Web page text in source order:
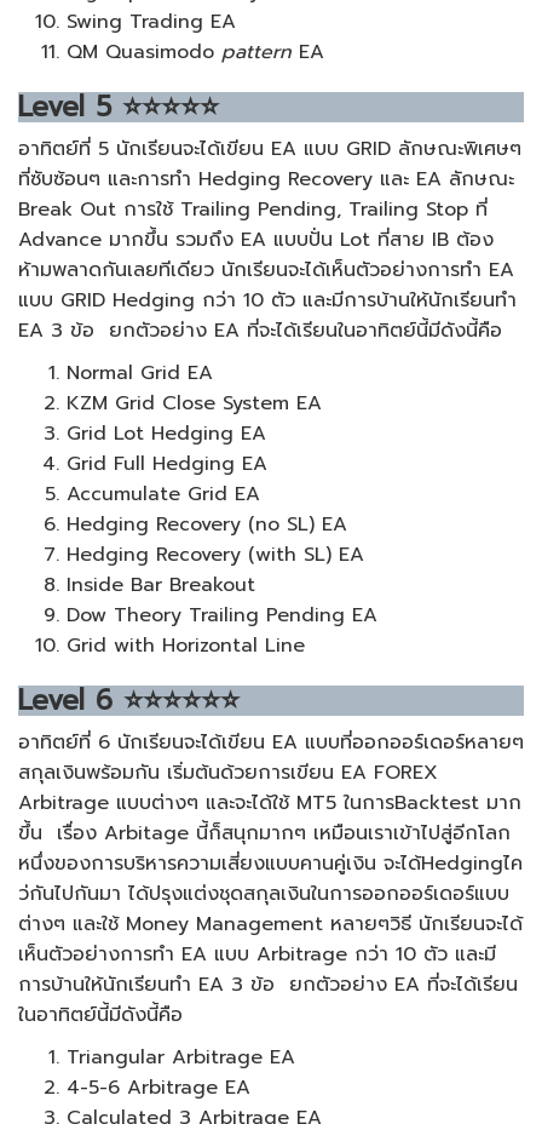
Swing Trading EA
QM Quasimodo pattern EA
Level 5⭐⭐⭐⭐⭐
อาทิตย์ที่ 5 นักเรียนจะได้เขียน EA แบบ GRID ลักษณะพิเศษๆ
ที่ซับซ้อนๆ และการทำ Hedging Recovery และ EA ลักษณะ
Break Out การใช้ Trailing Pending, Trailing Stop ที่
Advance มากขึ้น รวมถึง EA แบบปั่น Lot ที่สาย IB ต้อง
ห้ามพลาดกันเลยทีเดียว นักเรียนจะได้เห็นตัวอย่างการทำ EA
แบบ GRID Hedging กว่า 10 ตัว และมีการบ้านให้นักเรียนทำ
EA 3 ข้อ ยกตัวอย่าง EA ที่จะได้เรียนในอาทิตย์นี้มีดังนี้คือ
Normal Grid EA
KZM Grid Close System EA
Grid Lot Hedging EA
Grid Full Hedging EA
Accumulate Grid EA
Hedging Recovery (no SL) EA
Hedging Recovery (with SL) EA
Inside Bar Breakout
Dow Theory Trailing Pending EA
Grid with Horizontal Line
Level 6 ⭐⭐⭐⭐⭐⭐
อาทิตย์ที่ 6 นักเรียนจะได้เขียน EA แบบที่ออกออร์เดอร์หลายๆ
สกุลเงินพร้อมกัน เริ่มต้นด้วยการเขียน EA FOREX
Arbitrage แบบต่างๆ และจะได้ใช้ MT5 ในการBacktest มาก
ขึ้น เรื่อง Arbitage นี้ก็สนุกมากๆ เหมือนเราเข้าไปสู่อีกโลก
หนึ่งของการบริหารความเสี่ยงแบบคานคู่เงิน จะได้Hedgingไค
ว่กันไปกันมา ได้ปรุงแต่งชุดสกุลเงินในการออกออร์เดอร์แบบ
ต่างๆ และใช้ Money Management หลายๆวิธี นักเรียนจะได้
เห็นตัวอย่างการทำ EA แบบ Arbitrage กว่า 10 ตัว และมี
การบ้านให้นักเรียนทำ EA 3 ข้อ ยกตัวอย่าง EA ที่จะได้เรียน
ในอาทิตย์นี้มีดังนี้คือ
Triangular Arbitrage EA
4-5-6 Arbitrage EA
Calculated 3 Arbitrage EA